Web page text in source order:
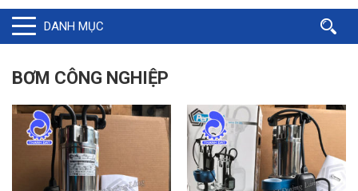
DANH MỤC
BƠM CÔNG NGHIỆP